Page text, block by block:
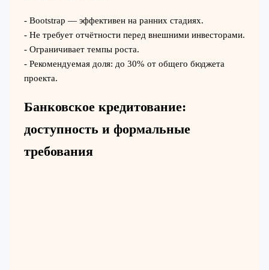
- Bootstrap — эффективен на ранних стадиях.
- Не требует отчётности перед внешними инвесторами.
- Ограничивает темпы роста.
- Рекомендуемая доля: до 30% от общего бюджета
проекта.
Банковское кредитование:
доступность и формальные
требования